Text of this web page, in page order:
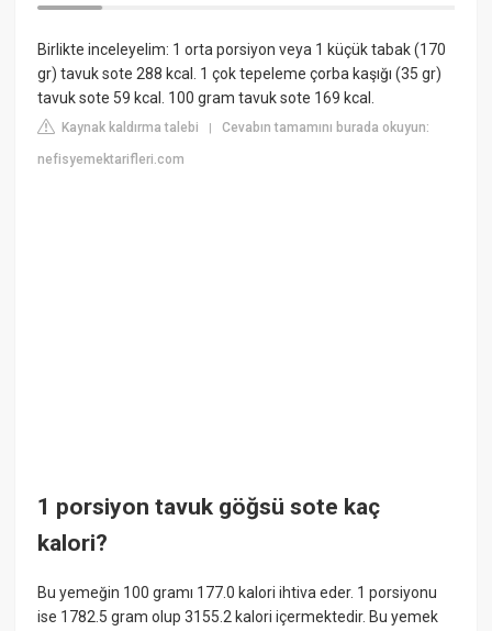
Birlikte inceleyelim: 1 orta porsiyon veya 1 küçük tabak (170
gr) tavuk sote 288 kcal. 1 çok tepeleme çorba kaşığı (35 gr)
tavuk sote 59 kcal. 100 gram tavuk sote 169 kcal.
Kaynak kaldırma talebi |Cevabın tamamını burada okuyun:
nefisyemektarifleri.com
1 porsiyon tavuk göğsü sote kaç
kalori?
Bu yemeğin 100 gramı 177.0 kalori ihtiva eder. 1 porsiyonu
ise 1782.5 gram olup 3155.2 kalori içermektedir. Bu yemek